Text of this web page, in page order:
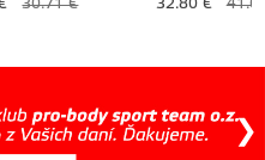
30.71 € 32.80 €